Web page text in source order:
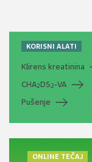
KORISNI ALATI
Klirens kreatinina
CHA2DS2-VA
Pušenje
ONLINE TEČAJ